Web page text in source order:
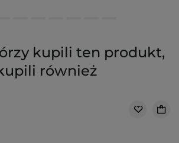
kupili ten produkt,
również